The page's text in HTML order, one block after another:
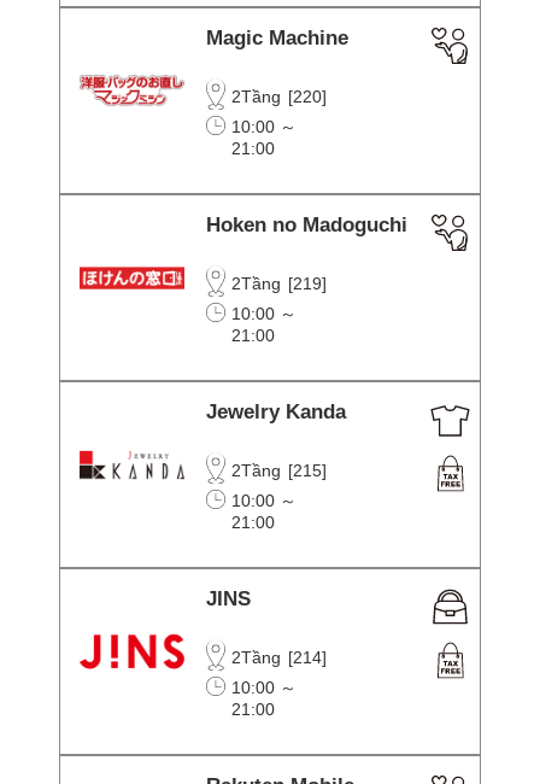
Magic Machine
2Tầng [220]
10:00 ～
21:00
Hoken no Madoguchi
2Tầng [219]
10:00 ～
21:00
Jewelry Kanda
2Tầng [215]
10:00 ～
21:00
JINS
2Tầng [214]
10:00 ～
21:00